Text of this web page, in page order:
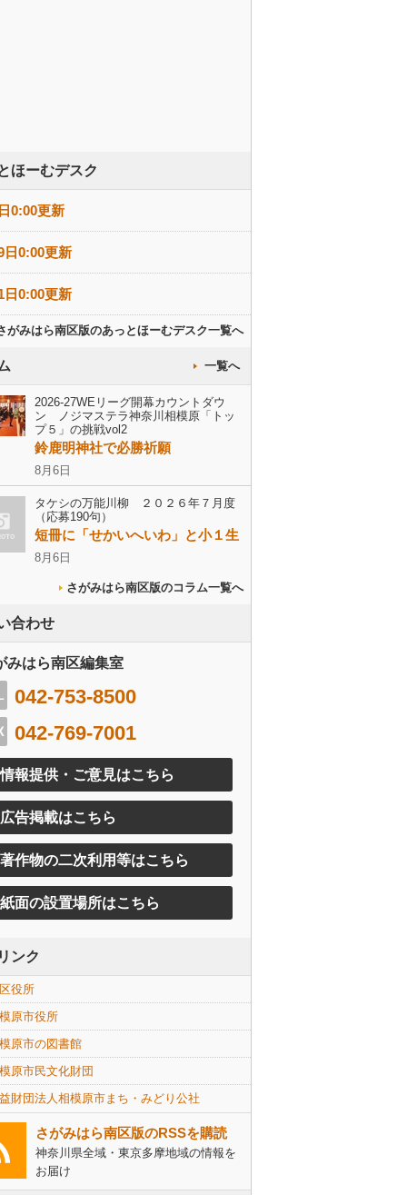
ほーむデスク
0:00更新
日0:00更新
日0:00更新
がみはら南区版のあっとほーむデスク一覧へ
一覧へ
2026-27WEリーグ開幕カウントダウ
ン ノジマステラ神奈川相模原「トッ
プ５」の挑戦vol2
鈴鹿明神社で必勝祈願
8月6日
タケシの万能川柳 ２０２６年７月度
（応募190句）
短冊に「せかいへいわ」と小１生
8月6日
さがみはら南区版のコラム一覧へ
合わせ
みはら南区編集室
042-753-8500
042-769-7001
情報提供・ご意見はこちら
広告掲載はこちら
著作物の二次利用等はこちら
紙面の設置場所はこちら
ンク
役所
原市役所
原市の図書館
原市民文化財団
財団法人相模原市まち・みどり公社
さがみはら南区版のRSSを購読
神奈川県全域・東京多摩地域の情報を
お届け